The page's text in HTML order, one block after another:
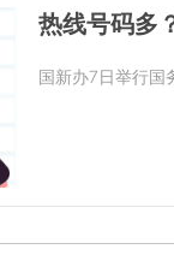
热线号码多
国新办7日举行国